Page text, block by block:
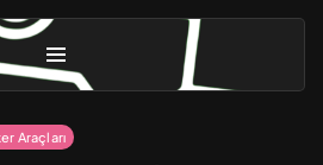
Araçları